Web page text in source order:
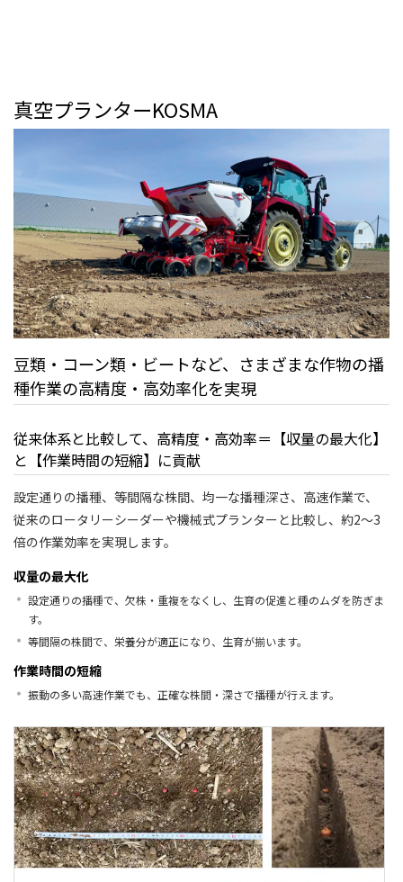
真空プランターKOSMA
豆類・コーン類・ビートなど、さまざまな作物の播
種作業の高精度・高効率化を実現
従来体系と比較して、高精度・高効率＝【収量の最大化】
と【作業時間の短縮】に貢献
設定通りの播種、等間隔な株間、均一な播種深さ、高速作業で、
従来のロータリーシーダーや機械式プランターと比較し、約2～3
倍の作業効率を実現します。
収量の最大化
設定通りの播種で、欠株・重複をなくし、生育の促進と種のムダを防ぎま
す。
等間隔の株間で、栄養分が適正になり、生育が揃います。
作業時間の短縮
振動の多い高速作業でも、正確な株間・深さで播種が行えます。